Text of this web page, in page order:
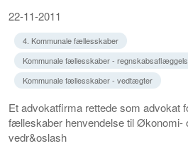
22-11-2011
4. Kommunale fællesskaber
Kommunale fællesskaber -
Kommunale fællesskaber - vedtægter
Et advokatfirma rettede som advokat
fælleskaber henvendelse til Økonomi-
vedr&oslash